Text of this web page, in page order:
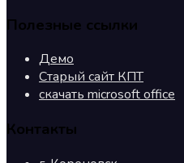
Полезные ссылки
Демо
Старый сайт КПТ
скачать microsoft office
Контакты